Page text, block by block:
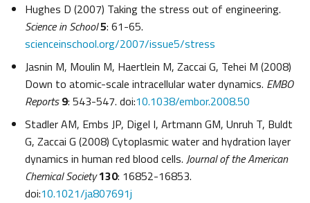
Hughes D (2007) Taking the stress out of engineering.
Science in School5: 61-65.
scienceinschool.org/2007/issue5/stress
Jasnin M, Moulin M, Haertlein M, Zaccai G, Tehei M (2008)
Down to atomic-scale intracellular water dynamics. EMBO
Reports 9: 543-547. doi:10.1038/embor.2008.50
Stadler AM, Embs JP, Digel I, Artmann GM, Unruh T, Buldt
G, Zaccai G (2008) Cytoplasmic water and hydration layer
dynamics in human red blood cells. Journal of the American
Chemical Society130: 16852-16853.
doi:10.1021/ja807691j